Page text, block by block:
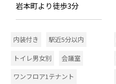
岩本町より徒歩3分
内装付き
駅近5分以内
トイレ男女別
会議室
ワンフロア1テナント